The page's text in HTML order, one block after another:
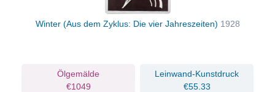
Winter (Aus dem Zyklus: Die vier Jahreszeiten) 1928
Ölgemälde
€1049
Leinwand-Kunstdruck
€55.33